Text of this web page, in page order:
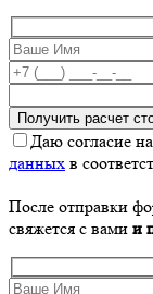
Даю согласие
данных в
После отправки
свяжется с вами и